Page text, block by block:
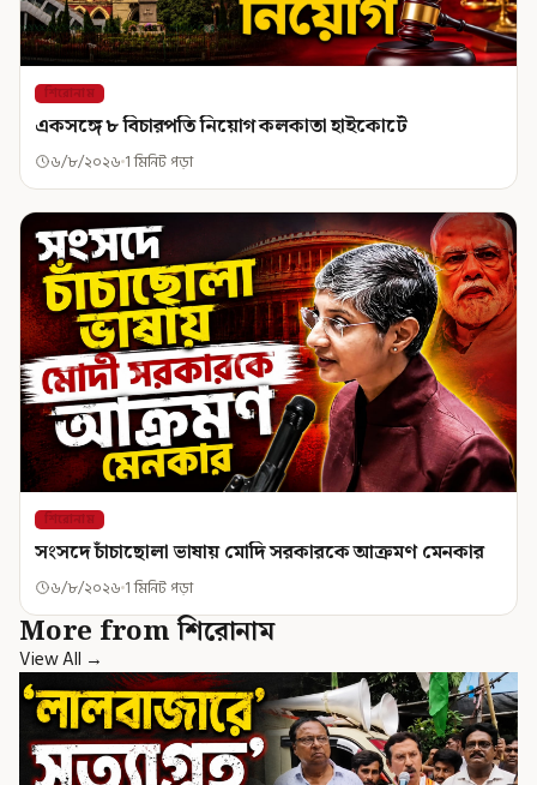
শিরোনাম
একসঙ্গে ৮ বিচারপতি নিয়োগ কলকাতা হাইকোর্টে
৬/৮/২০২৬ 1 মিনিট পড়া
শিরোনাম
সংসদে চাঁচাছোলা ভাষায় মোদি সরকারকে আক্রমণ মেনকার
৬/৮/২০২৬ 1 মিনিট পড়া
More from শিরোনাম
View All →